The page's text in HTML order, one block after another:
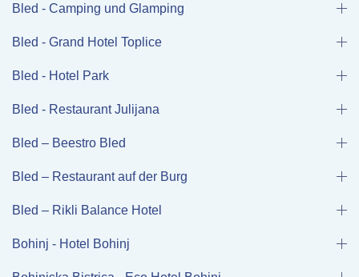
Bled - Camping und Glamping
Bled - Grand Hotel Toplice
Bled - Hotel Park
Bled - Restaurant Julijana
Bled – Beestro Bled
Bled – Restaurant auf der Burg
Bled – Rikli Balance Hotel
Bohinj - Hotel Bohinj